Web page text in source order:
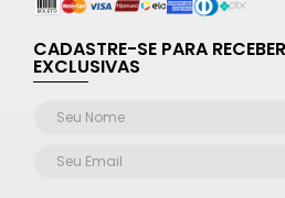
CADASTRE-SE PARA
EXCLUSIVAS